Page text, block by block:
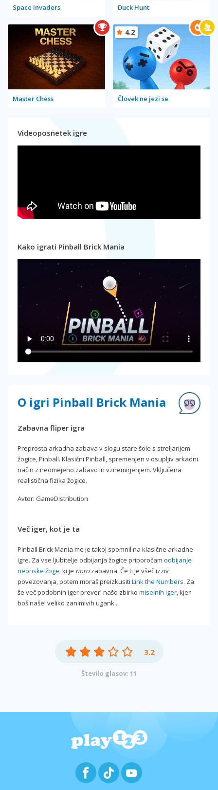
Space Invaders Duck Hunt
Master Chess Človek ne jezi se
4.2
Videoposnetek igre
Kako igrati Pinball Brick Mania
O igri Pinball Brick Mania
Zabavna fliper igra
Preprosta arkadna zabava v slogu stare šole s streljanjem
žogice, Pinball. Klasični Pinball, spremenjen v osupljiv arkadni
način z neomejeno zabavo in vznemirjenjem. Vključena
realistična fizika žogice.
Avtor: GameDistribution
Več iger, kot je ta
Pinball Brick Mania me je takoj spomnil na klasične arkadne
igre. Za vse ljubitelje odbijanja žogice priporočam odbijanje
neonske žoge, ki je noro zabavna. Če ti je všeč izziv
povezovanja, potem moraš preizkusiti Link the Numbers. Za
še več podobnih iger preveri našo zbirko miselnih iger, kjer
boš našel veliko zanimivih ugank...
3.2
Število glasov: 11